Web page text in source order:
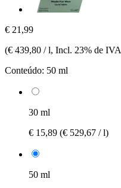
€ 21,99
(€ 439,80 / l, Incl. 23% de IVA
Conteúdo: 50 ml
30 ml
€ 15,89 (€ 529,67 / l)
50 ml